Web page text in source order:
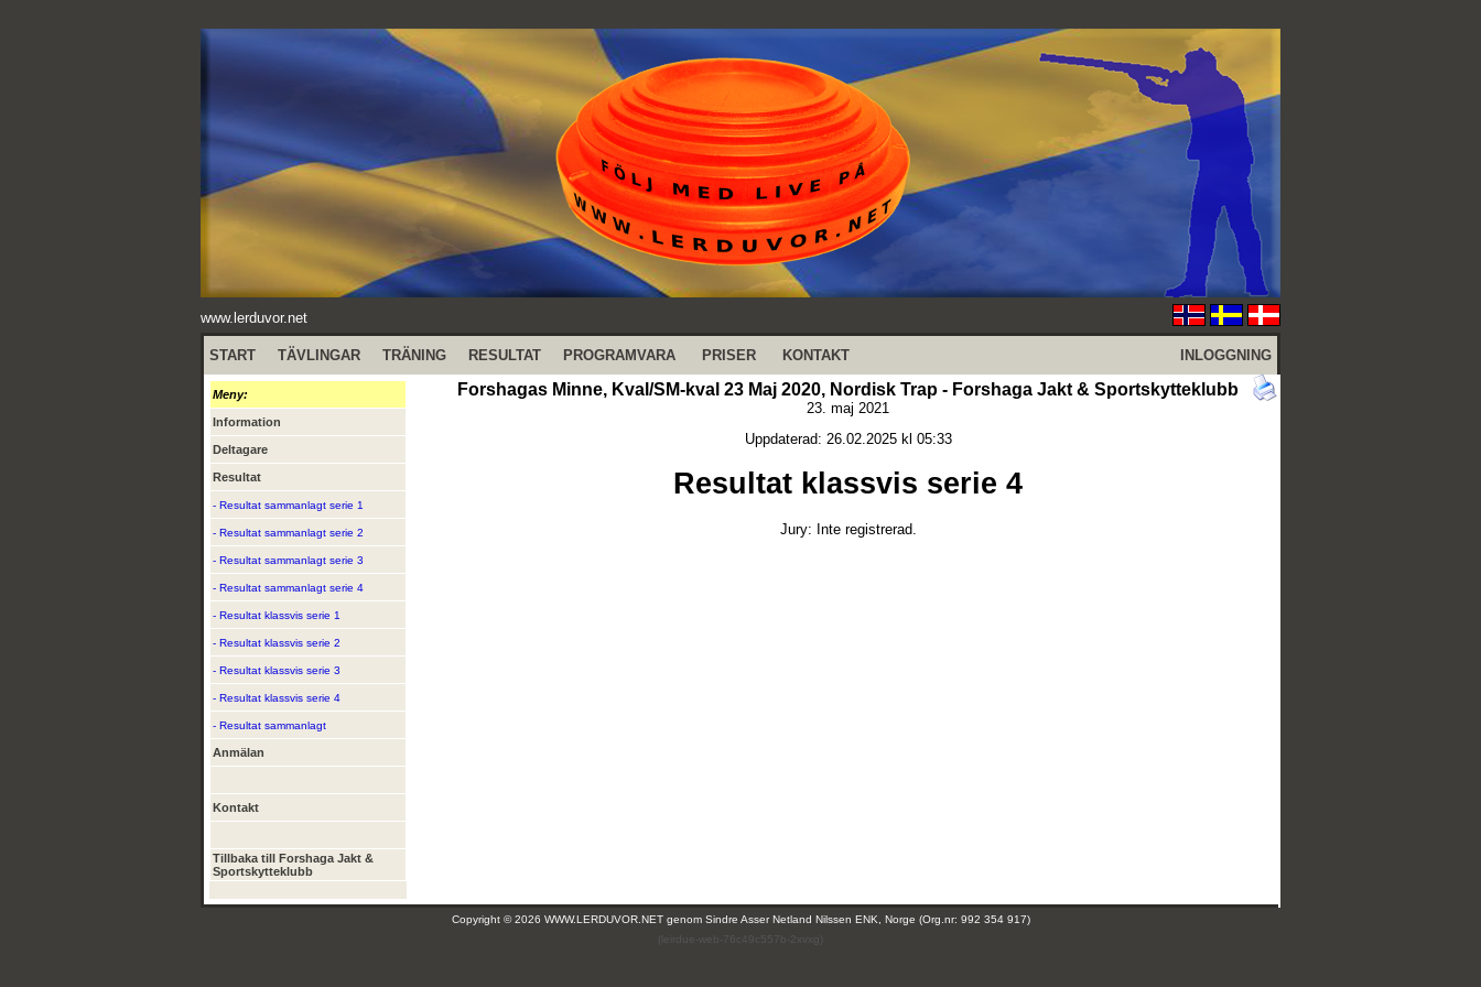
www.lerduvor.net
START TÄVLINGAR TRÄNING RESULTAT PROGRAMVARA PRISER KONTAKT INLOGGNING
Meny:
Information
Deltagare
Resultat
- Resultat sammanlagt serie 1
- Resultat sammanlagt serie 2
- Resultat sammanlagt serie 3
- Resultat sammanlagt serie 4
- Resultat klassvis serie 1
- Resultat klassvis serie 2
- Resultat klassvis serie 3
- Resultat klassvis serie 4
- Resultat sammanlagt
Anmälan
Kontakt
Tillbaka till Forshaga Jakt &
Sportskytteklubb
Forshagas Minne, Kval/SM-kval 23 Maj 2020, Nordisk Trap - Forshaga Jakt & Sportskytteklubb
23. maj 2021
Uppdaterad: 26.02.2025 kl 05:33
Resultat klassvis serie 4
Jury: Inte registrerad.
Copyright © 2026 WWW.LERDUVOR.NET genom Sindre Asser Netland Nilssen ENK, Norge (Org.nr: 992 354 917)
(leirdue-web-76c49c557b-2xvxg)